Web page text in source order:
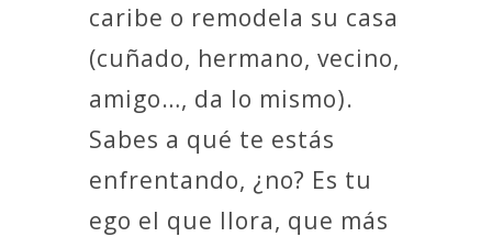
caribe o remodela su casa
(cuñado, hermano, vecino,
amigo…, da lo mismo).
Sabes a qué te estás
enfrentando, ¿no? Es tu
ego el que llora, que más